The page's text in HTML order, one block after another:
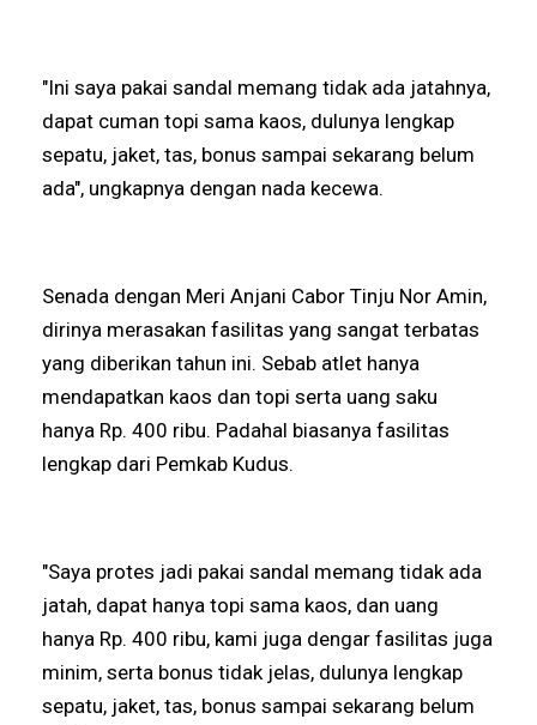
"Ini saya pakai sandal memang tidak ada jatahnya,
dapat cuman topi sama kaos, dulunya lengkap
sepatu, jaket, tas, bonus sampai sekarang belum
ada", ungkapnya dengan nada kecewa.
Senada dengan Meri Anjani Cabor Tinju Nor Amin,
dirinya merasakan fasilitas yang sangat terbatas
yang diberikan tahun ini. Sebab atlet hanya
mendapatkan kaos dan topi serta uang saku
hanya Rp. 400 ribu. Padahal biasanya fasilitas
lengkap dari Pemkab Kudus.
"Saya protes jadi pakai sandal memang tidak ada
jatah, dapat hanya topi sama kaos, dan uang
hanya Rp. 400 ribu, kami juga dengar fasilitas juga
minim, serta bonus tidak jelas, dulunya lengkap
sepatu, jaket, tas, bonus sampai sekarang belum